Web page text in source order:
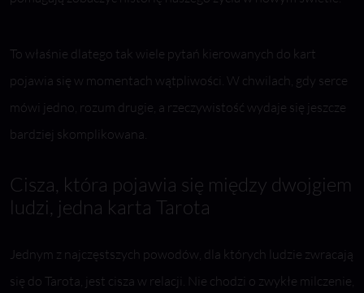
To właśnie dlatego tak wiele pytań kierowanych do kart
pojawia się w momentach wątpliwości. W chwilach, gdy serce
mówi jedno, rozum drugie, a rzeczywistość wydaje się jeszcze
bardziej skomplikowana.
Cisza, która pojawia się między dwojgiem
ludzi, jedna karta Tarota
Jednym z najczęstszych powodów, dla których ludzie zwracają
się do Tarota, jest cisza w relacji. Nie chodzi o zwykłe milczenie,